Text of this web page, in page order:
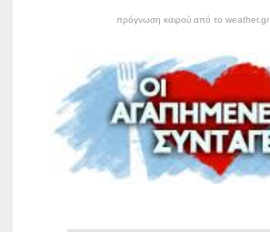
πρόγνωση καιρού από το weather.gr